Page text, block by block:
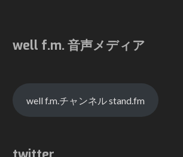
well f.m. 音声メディア
well f.m.チャンネル stand.fm